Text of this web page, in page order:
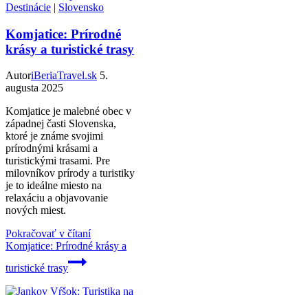
Destinácie | Slovensko
Komjatice: Prírodné
krásy a turistické trasy
AutoriBeriaTravel.sk 5.
augusta 2025
Komjatice je malebné obec v
západnej časti Slovenska,
ktoré je známe svojimi
prírodnými krásami a
turistickými trasami. Pre
milovníkov prírody a turistiky
je to ideálne miesto na
relaxáciu a objavovanie
nových miest.
Pokračovať v čítaní
Komjatice: Prírodné krásy a
turistické trasy